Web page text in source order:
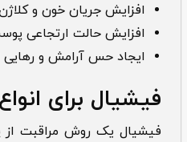
افزایش جریان خون و
افزایش حالت ارتجاعی
ایجاد حس آرامش و
فیشیال برای
فیشیال یک روش مراقبت